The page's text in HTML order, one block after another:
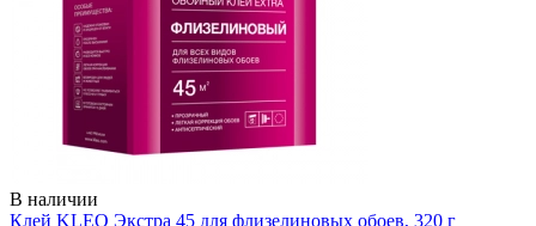
В наличии
Клей KLEO Экстра 45 для флизелиновых обоев, 320 г